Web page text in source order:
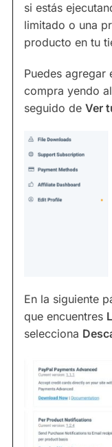
si estás
limitado o una
producto en tu
Puedes agregar
compra yendo
seguido de Ver
En la siguiente
que encuentres
selecciona